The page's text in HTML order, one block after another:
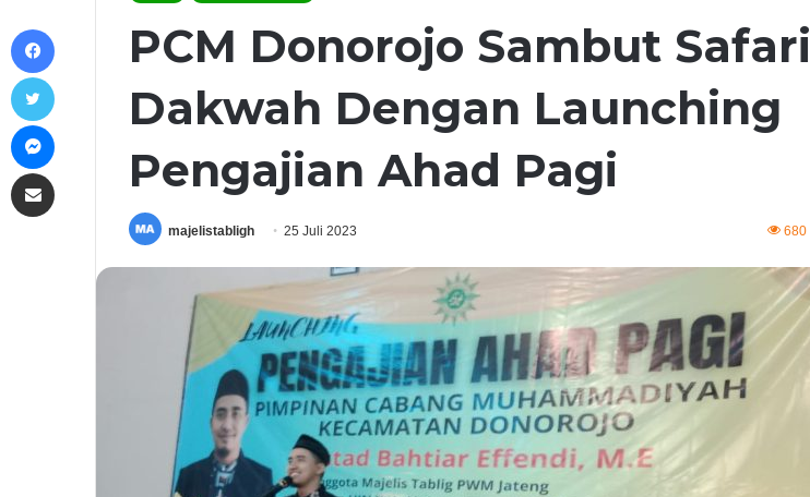
PCM Donorojo Sambut Safari
Dakwah Dengan Launching
Pengajian Ahad Pagi
majelistabligh 25 Juli 2023 680